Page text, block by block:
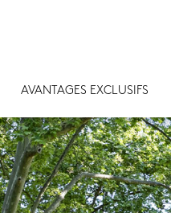
AVANTAGES EXCLUSIFS